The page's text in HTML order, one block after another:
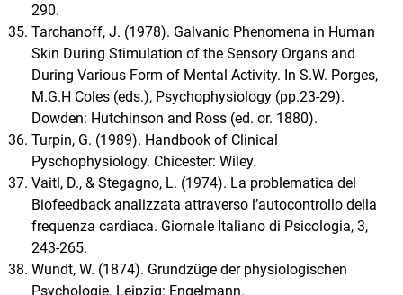
290.
Tarchanoff, J. (1978). Galvanic Phenomena in Human
Skin During Stimulation of the Sensory Organs and
During Various Form of Mental Activity. In S.W. Porges,
M.G.H Coles (eds.), Psychophysiology (pp.23-29).
Dowden: Hutchinson and Ross (ed. or. 1880).
Turpin, G. (1989). Handbook of Clinical
Pyschophysiology. Chicester: Wiley.
Vaitl, D., & Stegagno, L. (1974). La problematica del
Biofeedback analizzata attraverso l’autocontrollo della
frequenza cardiaca. Giornale Italiano di Psicologia, 3,
243-265.
Wundt, W. (1874). Grundzüge der physiologischen
Psychologie. Leipzig: Engelmann.